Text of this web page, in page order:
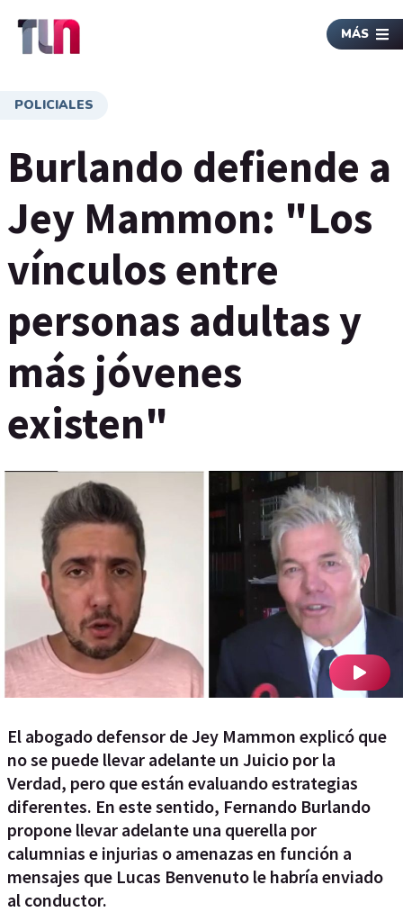
MÁS
POLICIALES
Burlando defiende a
Jey Mammon: "Los
vínculos entre
personas adultas y
más jóvenes
existen"
El abogado defensor de Jey Mammon explicó que
no se puede llevar adelante un Juicio por la
Verdad, pero que están evaluando estrategias
diferentes. En este sentido, Fernando Burlando
propone llevar adelante una querella por
calumnias e injurias o amenazas en función a
mensajes que Lucas Benvenuto le habría enviado
al conductor.